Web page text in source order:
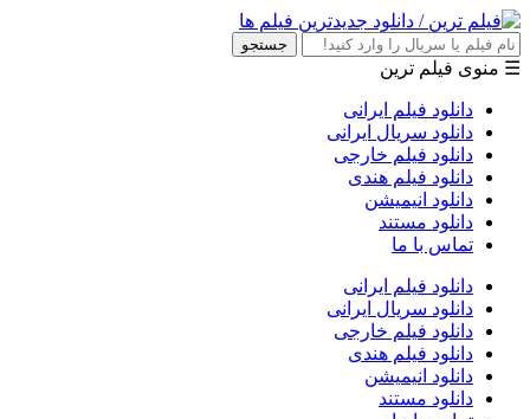
جستجو
☰ منوی فیلم ترین
دانلود فیلم ایرانی
دانلود سریال ایرانی
دانلود فیلم خارجی
دانلود فیلم هندی
دانلود انیمیشن
دانلود مستند
تماس با ما
دانلود فیلم ایرانی
دانلود سریال ایرانی
دانلود فیلم خارجی
دانلود فیلم هندی
دانلود انیمیشن
دانلود مستند